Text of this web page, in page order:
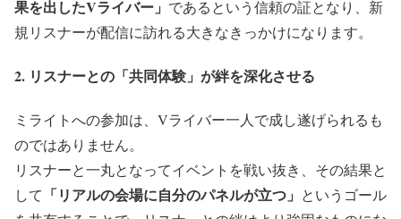
果を出したVライバー」 であるという信頼の証となり、新
規リスナーが配信に訪れる大きなきっかけになります。
2. リスナーとの「共同体験」が絆を深化させる
ミライトへの参加は、Vライバー一人で成し遂げられるも
のではありません。
リスナーと一丸となってイベントを戦い抜き、その結果と
して 「リアルの会場に自分のパネルが立つ」 というゴール